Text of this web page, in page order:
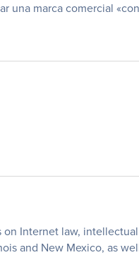
una marca comercial
Internet law,
and New Mexico, as